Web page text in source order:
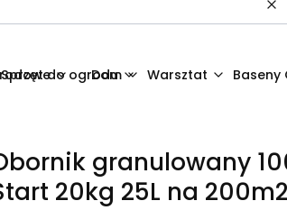
Sprzęt do ogrodu
Dom Warsztat
granulowany
20kg 25L na 200m2